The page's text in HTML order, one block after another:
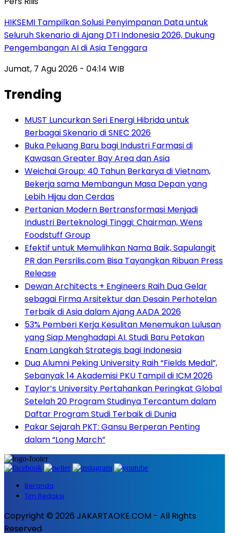
HIKSEMI Tampilkan Solusi Penyimpanan Data untuk
Seluruh Skenario di Ajang DTI Indonesia 2026, Dukung
Pengembangan AI di Asia Tenggara
Jumat, 7 Agu 2026 - 04:14 WIB
Trending
MUST Luncurkan Seri Energi Hibrida untuk
Berbagai Skenario di SNEC 2026
Buka Peluang Baru bagi Industri Farmasi di
Kawasan Greater Bay Area dan Asia
Weichai Group: 40 Tahun Berkarya di Vietnam,
Bekerja sama Membangun Masa Depan yang
Lebih Hijau dan Cerdas
Pertanian Modern Bertransformasi Menjadi
Industri Berteknologi Tinggi: Chairman, Wens
Foodstuff Group
Efektif untuk Memulihkan Nama Baik, Sapulangit
PR dan Persrilis.com Bisa Tayangkan Ribuan Press
Release
Dewan Architects + Engineers Raih Dua Gelar
sebagai Firma Arsitektur dan Desain Perhotelan
Terbaik di Asia dalam Ajang AADA 2026
53% Pemberi Kerja Kesulitan Menemukan Lulusan
yang Siap Menghadapi AI. Studi Baru Petakan
Enam Langkah Strategis bagi Indonesia
Dua Alumni Peking University Raih “Fields Medal”,
Sebanyak 14 Akademisi PKU Tampil di ICM 2026
Taylor’s University Pertahankan Peringkat Global
Setelah 20 Program Studinya Tercantum dalam
Daftar Program Studi Terbaik di Dunia
Pakar Sejarah PKT: Gansu Berperan Penting
dalam “Long March”
Beranda
Tim Redaksi
Copyright © 2026 JAKARTAOKE.COM - All Rights
Reserved